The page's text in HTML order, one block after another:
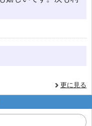
更に見る